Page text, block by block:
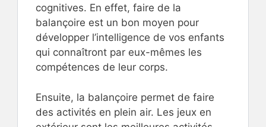
cognitives. En effet, faire de la
balançoire est un bon moyen pour
développer l’intelligence de vos enfants
qui connaîtront par eux-mêmes les
compétences de leur corps.
Ensuite, la balançoire permet de faire
des activités en plein air. Les jeux en